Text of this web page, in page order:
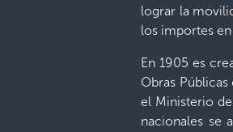
lograr la
los importes
En 1905 es
Obras
el Ministerio
nacionales se